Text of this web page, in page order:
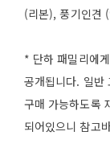
(리본), 풍기인견
* 단하 패밀리에
공개됩니다. 일반
구매 가능하도록
되어있으니 참고